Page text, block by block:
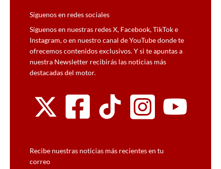
Síguenos en redes sociales
Síguenos en nuestras redes X, Facebook, TikTok e
Instagram, o en nuestro canal de YouTube donde te
ofrecemos contenidos exclusivos. Y si te apuntas a
nuestra Newsletter recibirás las noticias más
destacadas del motor.
Recibe nuestras noticias más recientes en tu
correo